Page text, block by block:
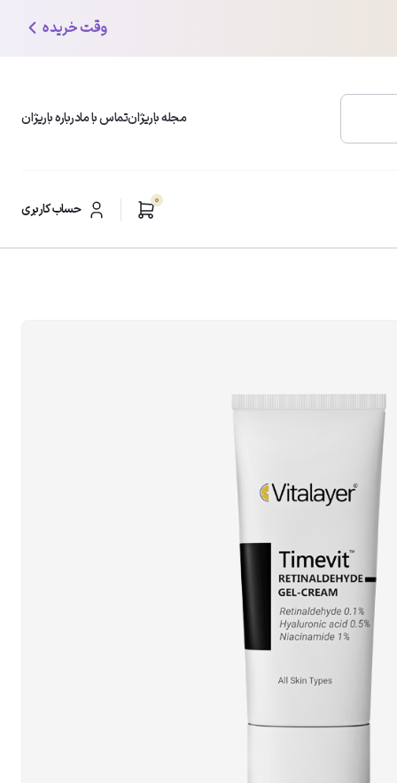
وقت خریده
مجله باریژانتماس با مادرباره باریژان
0 حساب کاربریمحبوب ترین دسته بندی ها
شوینده و پاک کننده صورت